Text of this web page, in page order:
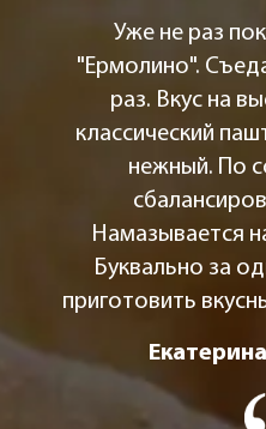
Уже не раз
"Ермолино".
раз. Вкус на
классический
нежный. По
Намазывается
Буквально за
приготовить